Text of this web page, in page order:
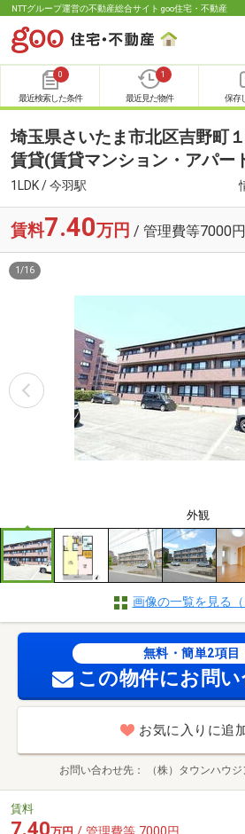
NTTグループ運営の不動産総合サイト goo住宅・不動産
0
最近検索した条件
1
最近見た物件 保存
埼玉県さいたま市北区吉野町
賃貸(賃貸マンション・アパー
1LDK / 今羽駅
賃料7.40万円 / 管理費等7000円
外観
1 /16
画像の一覧を見る（
無料・簡単2項目
この物件にお問
お気に入りに追
お問い合わせ先 （株）タウンハウ
賃料
7.40